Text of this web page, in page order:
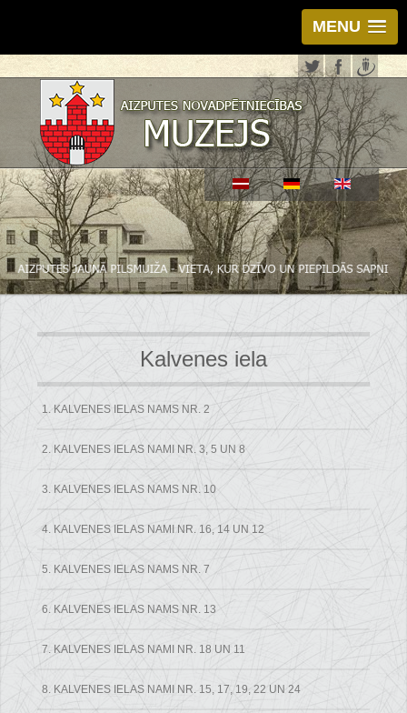
MENU
Kalvenes iela
1. KALVENES IELAS NAMS NR. 2
2. KALVENES IELAS NAMI NR. 3, 5 UN 8
3. KALVENES IELAS NAMS NR. 10
4. KALVENES IELAS NAMI NR. 16, 14 UN 12
5. KALVENES IELAS NAMS NR. 7
6. KALVENES IELAS NAMS NR. 13
7. KALVENES IELAS NAMI NR. 18 UN 11
8. KALVENES IELAS NAMI NR. 15, 17, 19, 22 UN 24